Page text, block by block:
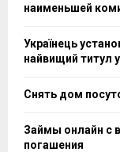
наименьшей
Українець
найвищий титул
Снять дом
Займы онлайн с
погашения